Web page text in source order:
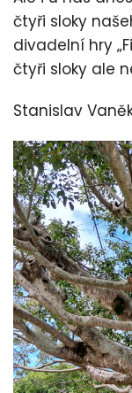
čtyři sloky
divadelní hry
čtyři sloky ale
Stanislav